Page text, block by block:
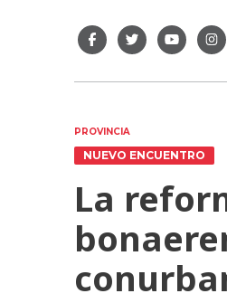
PROVINCIA
NUEVO ENCUENTRO
La